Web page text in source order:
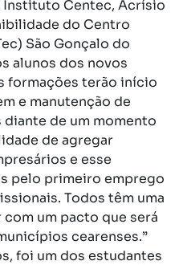
Centec, Acrísio
do Centro
São Gonçalo do
alunos dos novos
formações terão início
e manutenção de
diante de um momento
de agregar
e esse
pelo primeiro emprego
Todos têm uma
um pacto que será
cearenses.”
foi um dos estudantes